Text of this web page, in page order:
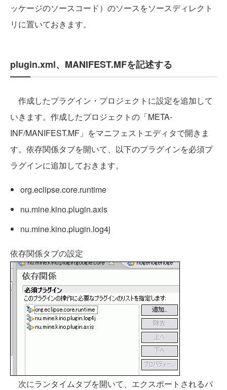
ッケージのソースコード）のソースをソースディレクト
リに置いておきます。
plugin.xml、MANIFEST.MFを記述する
作成したプラグイン・プロジェクトに設定を追加して
いきます。作成したプロジェクトの「META-
INF/MANIFEST.MF」をマニフェストエディタで開きま
す。依存関係タブを開いて、以下のプラグインを必須プ
ラグインに追加しておきます。
org.eclipse.core.runtime
nu.mine.kino.plugin.axis
nu.mine.kino.plugin.log4j
依存関係タブの設定
次にランタイムタブを開いて、エクスポートされるパ